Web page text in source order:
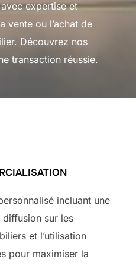
expertise et
vente ou l’achat de
Découvrez nos
transaction réussie.
incluant une
sur les
et l’utilisation
pour maximiser la